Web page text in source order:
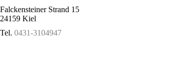
Falckensteiner Strand 15
24159 Kiel
Tel. 0431-3104947